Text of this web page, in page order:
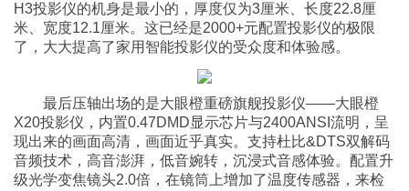
H3投影仪的机身是最小的，厚度仅为3厘米、长度22.8厘
米、宽度12.1厘米。这已经是2000+元配置投影仪的极限
了，大大提高了家用智能投影仪的受众度和体验感。
最后压轴出场的是大眼橙重磅旗舰投影仪——大眼橙
X20投影仪，内置0.47DMD显示芯片与2400ANSI流明，呈
现出来的画面高清，画面近乎真实。支持杜比&DTS双解码
音频技术，高音澎湃，低音婉转，沉浸式音感体验。配置升
级光学变焦镜头2.0倍，在镜筒上增加了温度传感器，来检